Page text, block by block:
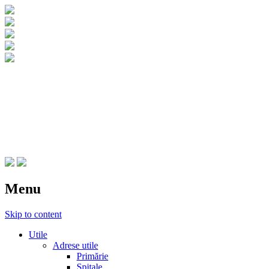
Menu
Skip to content
Utile
Adrese utile
Primărie
Spitale